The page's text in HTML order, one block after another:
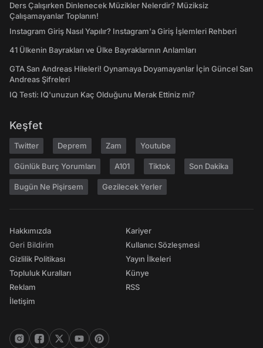
Ders Çalışırken Dinlenecek Müzikler Nelerdir? Müziksiz
Çalışamayanlar Toplanın!
Instagram Giriş Nasıl Yapılır? Instagram'a Giriş İşlemleri Rehberi
41 Ülkenin Bayrakları ve Ülke Bayraklarının Anlamları
GTA San Andreas Hileleri! Oynamaya Doyamayanlar İçin Güncel San
Andreas Şifreleri
IQ Testi: IQ'unuzun Kaç Olduğunu Merak Ettiniz mi?
Keşfet
Twitter Deprem Zam Youtube
Günlük Burç Yorumları A101 Tiktok Son Dakika
Bugün Ne Pişirsem Gezilecek Yerler
Hakkımızda
Geri Bildirim
Gizlilik Politikası
Topluluk Kuralları
Reklam
İletişim
Kariyer
Kullanıcı Sözleşmesi
Yayın İlkeleri
Künye
RSS